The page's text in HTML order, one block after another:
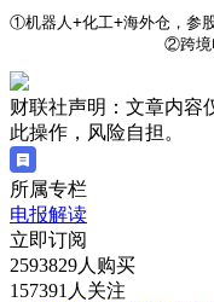
①机器人+化工+海外仓，参
②跨境电
财联社声明：文章内容
此操作，风险自担。
所属专栏
电报解读
立即订阅
2593829人购买
157391人关注